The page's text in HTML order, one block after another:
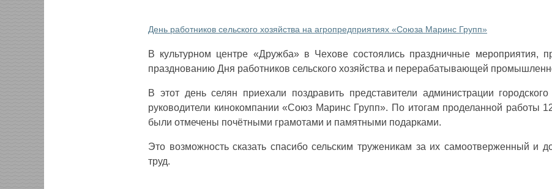
День работников сельского хозяйства на агропредприятиях «Союза Маринс Групп»
В культурном центре «Дружба» в Чехове состоялись праздничные мероприятия,
празднованию Дня работников сельского хозяйства и перерабатывающей
В этот день селян приехали поздравить представители администрации
руководители кинокомпании «Союз Маринс Групп». По итогам проделанной работы
были отмечены почётными грамотами и памятными подарками.
Это возможность сказать спасибо сельским труженикам за их самоотверженный и
труд.